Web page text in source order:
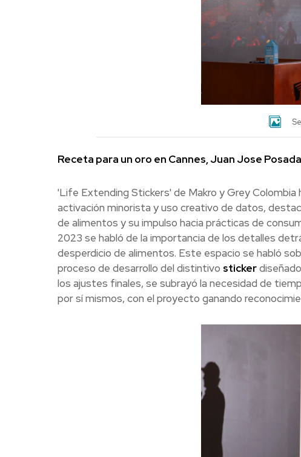
Receta para un oro en Cannes, Juan Jose
'Life Extending Stickers' de Makro y Grey
activación minorista y uso creativo de datos,
de alimentos y su impulso hacia prácticas de
2023 se habló de la importancia de los detalles
desperdicio de alimentos. Este espacio se habló
proceso de desarrollo del distintivo sticker
los ajustes finales, se subrayó la necesidad de
por sí mismos, con el proyecto ganando